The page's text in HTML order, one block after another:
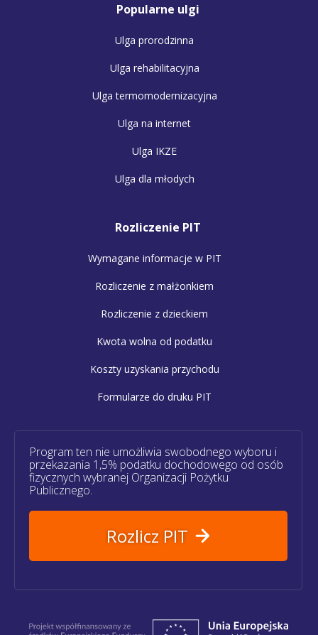
Popularne ulgi
Ulga prorodzinna
Ulga rehabilitacyjna
Ulga termomodernizacyjna
Ulga na internet
Ulga IKZE
Ulga dla młodych
Rozliczenie PIT
Wymagane informacje w PIT
Rozliczenie z małżonkiem
Rozliczenie z dzieckiem
Kwota wolna od podatku
Koszty uzyskania przychodu
Formularze do druku PIT
Program ten nie umożliwia swobodnego wyboru i
przekazania 1,5% podatku dochodowego od osób
fizycznych wybranej Organizacji Pożytku
Publicznego.
Rozlicz PIT